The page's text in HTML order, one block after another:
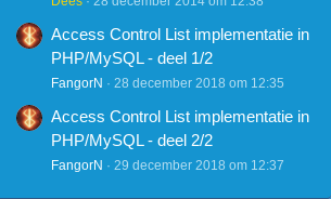
Access Control List implementatie in
PHP/MySQL - deel 1/2
FangorN 28 december 2018 om 12:35
Access Control List implementatie in
PHP/MySQL - deel 2/2
FangorN 29 december 2018 om 12:37